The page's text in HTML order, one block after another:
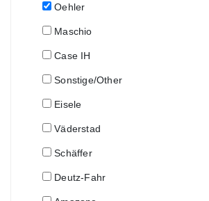
Oehler
Maschio
Case IH
Sonstige/Other
Eisele
Väderstad
Schäffer
Deutz-Fahr